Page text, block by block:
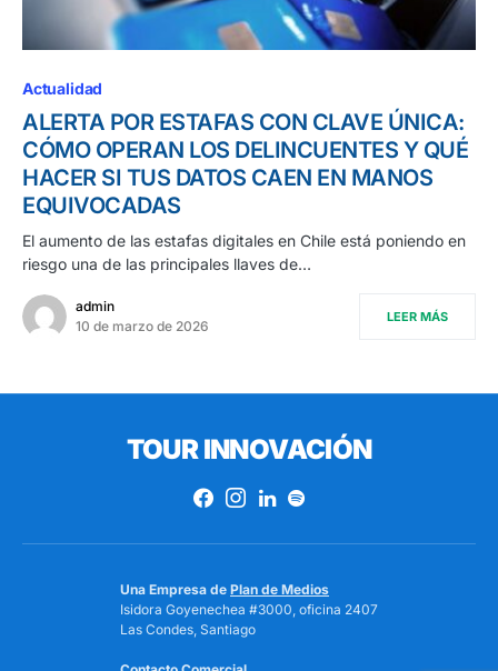
Actualidad
ALERTA POR ESTAFAS CON CLAVE ÚNICA:
CÓMO OPERAN LOS DELINCUENTES Y QUÉ
HACER SI TUS DATOS CAEN EN MANOS
EQUIVOCADAS
El aumento de las estafas digitales en Chile está poniendo en
riesgo una de las principales llaves de…
admin
10 de marzo de 2026
LEER MÁS
TOUR INNOVACIÓN
Una Empresa de Plan de Medios
Isidora Goyenechea #3000, oficina 2407
Las Condes, Santiago